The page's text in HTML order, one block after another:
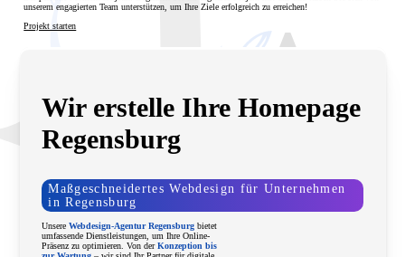
unserem engagierten Team unterstützen, um Ihre Ziele erfolgreich zu erreichen!
Projekt starten
Wir erstelle Ihre Homepage
Regensburg
Maßgeschneidertes Webdesign für Unternehmen
in Regensburg
UnsereWebdesign-Agentur Regensburg bietet
umfassende Dienstleistungen, um Ihre Online-
Präsenz zu optimieren. Von derKonzeption bis